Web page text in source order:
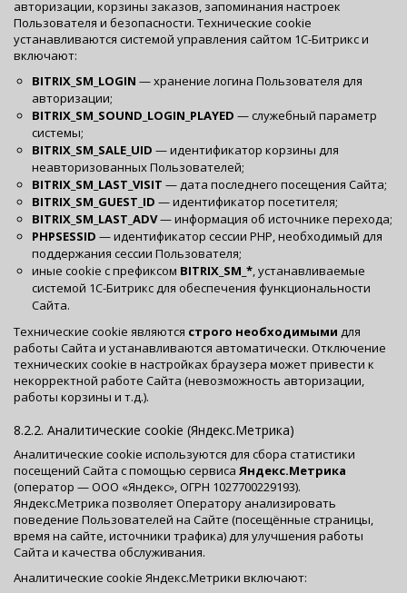
авторизации, корзины заказов, запоминания настроек
Пользователя и безопасности. Технические cookie
устанавливаются системой управления сайтом 1С-Битрикс и
включают:
BITRIX_SM_LOGIN — хранение логина Пользователя для
авторизации;
BITRIX_SM_SOUND_LOGIN_PLAYED — служебный параметр
системы;
BITRIX_SM_SALE_UID — идентификатор корзины для
неавторизованных Пользователей;
BITRIX_SM_LAST_VISIT — дата последнего посещения Сайта;
BITRIX_SM_GUEST_ID — идентификатор посетителя;
BITRIX_SM_LAST_ADV— информация об источнике перехода;
PHPSESSID — идентификатор сессии PHP, необходимый для
поддержания сессии Пользователя;
иные cookie с префиксом BITRIX_SM_*, устанавливаемые
системой 1С-Битрикс для обеспечения функциональности
Сайта.
Технические cookie являются строго необходимыми для
работы Сайта и устанавливаются автоматически. Отключение
технических cookie в настройках браузера может привести к
некорректной работе Сайта (невозможность авторизации,
работы корзины и т.д.).
8.2.2. Аналитические cookie (Яндекс.Метрика)
Аналитические cookie используются для сбора статистики
посещений Сайта с помощью сервиса Яндекс.Метрика
(оператор — ООО «Яндекс», ОГРН 1027700229193).
Яндекс.Метрика позволяет Оператору анализировать
поведение Пользователей на Сайте (посещённые страницы,
время на сайте, источники трафика) для улучшения работы
Сайта и качества обслуживания.
Аналитические cookie Яндекс.Метрики включают: